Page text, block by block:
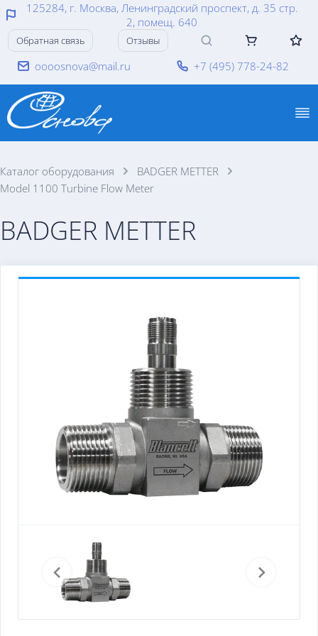
125284, г. Москва, Ленинградский проспект, д. 35 стр.
2, помещ. 640
oooosnova@mail.ru +7 (495) 778-24-82
Обратная связь Отзывы
Каталог оборудования
BADGER METTER
Model 1100 Turbine Flow Meter
BADGER METTER